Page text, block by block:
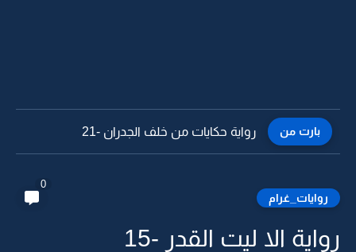
بارت من رواية حكايات من خلف الجدران -20
روايات_غرام
0
رواية الا ليت القدر -15